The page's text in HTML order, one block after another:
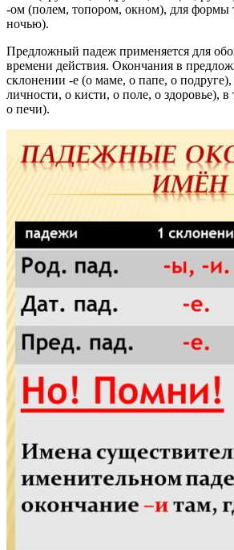
-ом (полем, топором, окном), для формы
ночью).
Предложный падеж применяется для
времени действия. Окончания в
склонении -е (о маме, о папе, о
личности, о кисти, о поле, о здоровье), в
о печи).